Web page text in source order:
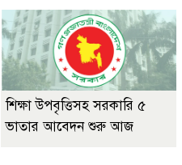
শিক্ষা উপবৃত্তিসহ সরকারি ৫
ভাতার আবেদন শুরু আজ